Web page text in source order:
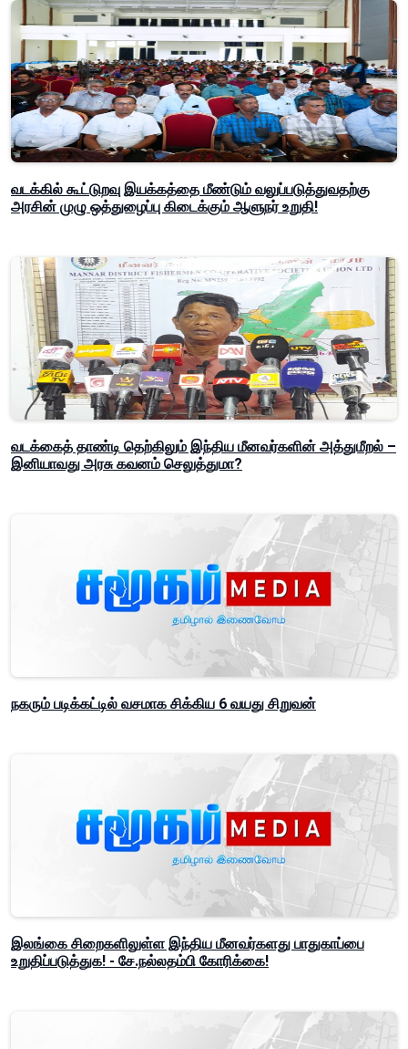
வடக்கில் கூட்டுறவு இயக்கத்தை மீண்டும் வலுப்படுத்துவதற்கு
அரசின் முழு ஒத்துழைப்பு கிடைக்கும் ஆளுநர் உறுதி!
வடக்கைத் தாண்டி தெற்கிலும் இந்திய மீனவர்களின் அத்துமீறல் –
இனியாவது அரசு கவனம் செலுத்துமா?
நகரும் படிக்கட்டில் வசமாக சிக்கிய 6 வயது சிறுவன்
இலங்கை சிறைகளிலுள்ள இந்திய மீனவர்களது பாதுகாப்பை
உறுதிப்படுத்துக! - சே.நல்லதம்பி கோரிக்கை!